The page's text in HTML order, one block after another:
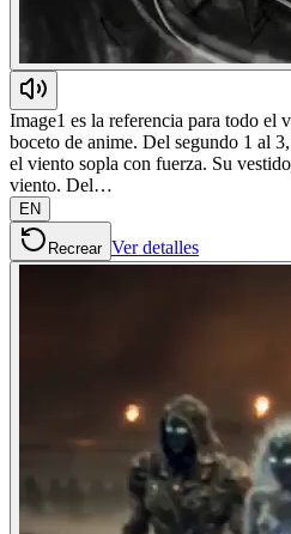
Image1 es la referencia para todo el
boceto de anime. Del segundo 1 al
el viento sopla con fuerza. Su
viento. Del…
EN
Recrear Ver detalles